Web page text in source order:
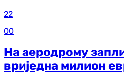
22
00
На аеродрому
вриједна милион